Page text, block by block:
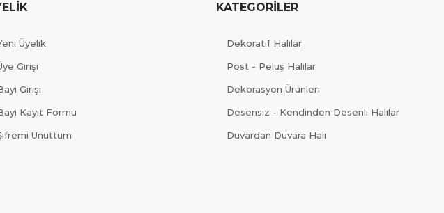
Üyelik
Girişi
Girişi
Kayıt Formu
Unuttum
KATEGORİLER
Dekoratif Halılar
Post - Peluş Halılar
Dekorasyon Ürünleri
Desensiz - Kendinden Desenli Halılar
Duvardan Duvara Halı